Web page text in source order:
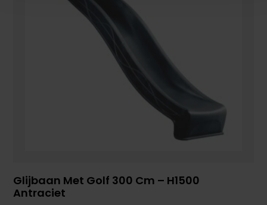
Glijbaan Met Golf 300 Cm – H1500
Antraciet